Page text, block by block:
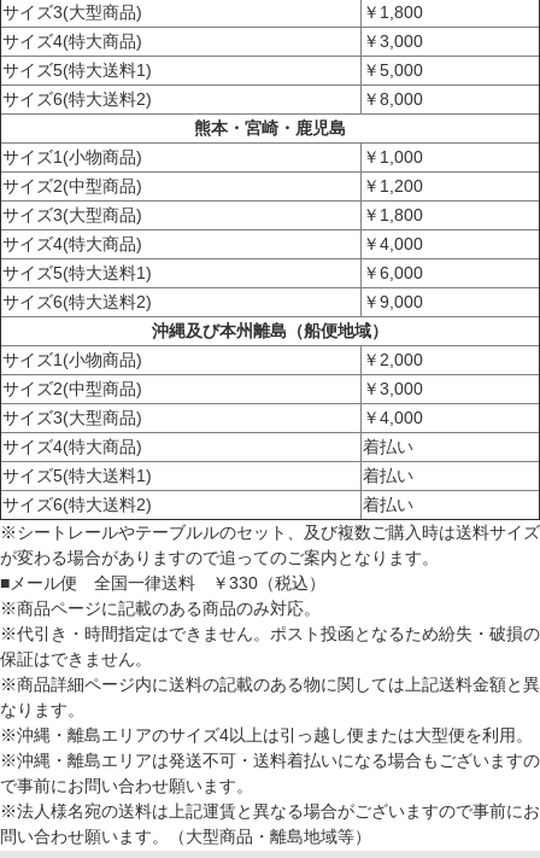
サイズ3(大型商品)
￥1,800
サイズ4(特大商品)
￥3,000
サイズ5(特大送料1)
￥5,000
サイズ6(特大送料2)
￥8,000
熊本・宮崎・鹿児島
サイズ1(小物商品)
￥1,000
サイズ2(中型商品)
￥1,200
サイズ3(大型商品)
￥1,800
サイズ4(特大商品)
￥4,000
サイズ5(特大送料1)
￥6,000
サイズ6(特大送料2)
￥9,000
沖縄及び本州離島（船便地域）
サイズ1(小物商品)
￥2,000
サイズ2(中型商品)
￥3,000
サイズ3(大型商品)
￥4,000
サイズ4(特大商品)
着払い
サイズ5(特大送料1)
着払い
サイズ6(特大送料2)
着払い
※シートレールやテーブルルのセット、及び複数ご購入時は送料サイズ
が変わる場合がありますので追ってのご案内となります。
■メール便 全国一律送料 ￥330（税込）
※商品ページに記載のある商品のみ対応。
※代引き・時間指定はできません。ポスト投函となるため紛失・破損の
保証はできません。
※商品詳細ページ内に送料の記載のある物に関しては上記送料金額と異
なります。
※沖縄・離島エリアのサイズ4以上は引っ越し便または大型便を利用。
※沖縄・離島エリアは発送不可・送料着払いになる場合もございますの
で事前にお問い合わせ願います。
※法人様名宛の送料は上記運賃と異なる場合がございますので事前にお
問い合わせ願います。（大型商品・離島地域等）